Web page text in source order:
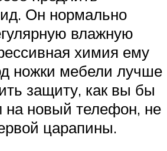
Он нормально
влажную
химия ему
ножки мебели лучше
защиту, как вы бы
на новый телефон, не
царапины.